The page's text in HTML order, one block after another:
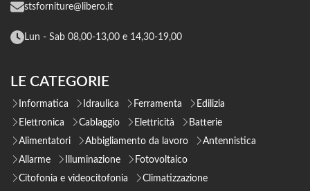
stsforniture@libero.it
Lun - Sab 08,00-13,00 e 14,30-19,00
LE CATEGORIE
Informatica Idraulica Ferramenta
Edilizia
Elettronica
Cablaggio Elettricità
Batterie
Alimentatori
Abbigliamento da lavoro
Antennistica
Allarme
Illuminazione
Fotovoltaico
Citofonia e videocitofonia
Climatizzazione